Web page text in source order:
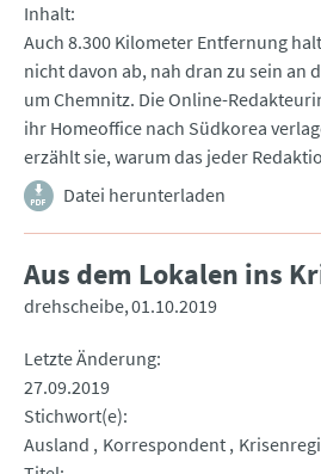
Inhalt
Auch 8.300 Kilometer Entfernung
nicht davon ab, nah dran zu sein an
um Chemnitz. Die Online-
ihr Homeoffice nach Südkorea
erzählt sie, warum das jeder
Datei herunterladen
Aus dem Lokalen ins
drehscheibe 01.10.2019
Letzte Änderung
27.09.2019
Stichwort(e)
Ausland
Korrespondent